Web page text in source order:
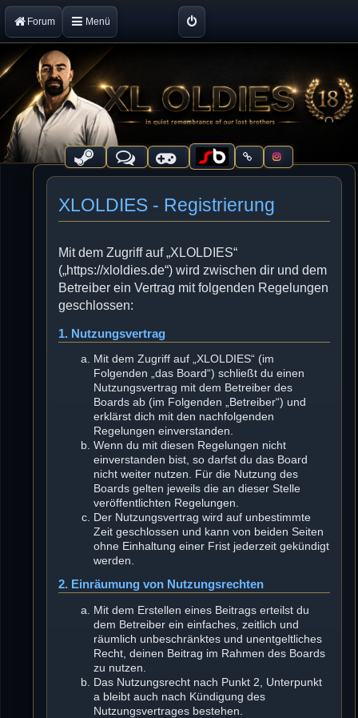
Forum Menü
XLOLDIES - Registrierung
Mit dem Zugriff auf „XLOLDIES“
(„https://xloldies.de“) wird zwischen dir und dem
Betreiber ein Vertrag mit folgenden Regelungen
geschlossen:
1. Nutzungsvertrag
Mit dem Zugriff auf „XLOLDIES“ (im
Folgenden „das Board“) schließt du einen
Nutzungsvertrag mit dem Betreiber des
Boards ab (im Folgenden „Betreiber“) und
erklärst dich mit den nachfolgenden
Regelungen einverstanden.
Wenn du mit diesen Regelungen nicht
einverstanden bist, so darfst du das Board
nicht weiter nutzen. Für die Nutzung des
Boards gelten jeweils die an dieser Stelle
veröffentlichten Regelungen.
Der Nutzungsvertrag wird auf unbestimmte
Zeit geschlossen und kann von beiden Seiten
ohne Einhaltung einer Frist jederzeit gekündigt
werden.
2. Einräumung von Nutzungsrechten
Mit dem Erstellen eines Beitrags erteilst du
dem Betreiber ein einfaches, zeitlich und
räumlich unbeschränktes und unentgeltliches
Recht, deinen Beitrag im Rahmen des Boards
zu nutzen.
Das Nutzungsrecht nach Punkt 2, Unterpunkt
a bleibt auch nach Kündigung des
Nutzungsvertrages bestehen.